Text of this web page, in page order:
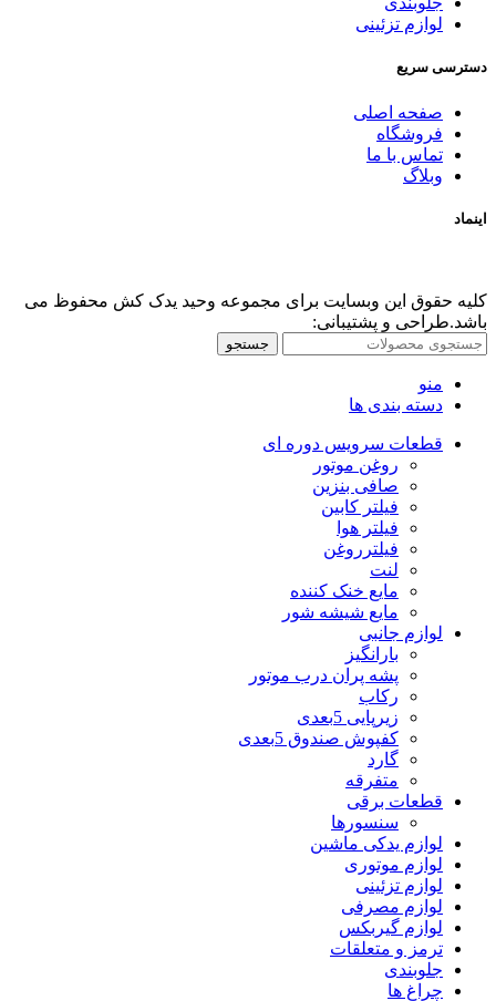
لوازم تزئینی
دسترسی سریع
صفحه اصلی
فروشگاه
تماس با ما
وبلاگ
اینماد
کلیه حقوق این وبسایت برای مجموعه وحید یدک کش محفوظ می
باشد.طراحی و پشتیبانی:
جستجو
منو
دسته بندی ها
قطعات سرویس دوره ای
روغن موتور
صافی بنزین
فیلتر کابین
فیلتر هوا
فیلترروغن
لنت
مایع خنک کننده
مایع شیشه شور
لوازم جانبی
بارانگیز
پشه پران درب موتور
رکاب
زیرپایی 5بعدی
کفپوش صندوق 5بعدی
گارد
متفرقه
قطعات برقی
سنسورها
لوازم یدکی ماشین
لوازم موتوری
لوازم تزئینی
لوازم مصرفی
لوازم گیربکس
ترمز و متعلقات
جلوبندی
چراغ ها